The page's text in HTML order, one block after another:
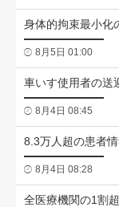
身体的拘束最小化
8月5日 01:00
車いす使用者の送
8月4日 08:45
8.3万人超の患者
8月4日 08:28
全医療機関の1割